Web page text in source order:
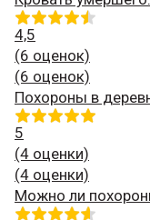
4,5
(6 оценок)
(6 оценок)
Похороны в
5
(4 оценки)
(4 оценки)
Можно ли